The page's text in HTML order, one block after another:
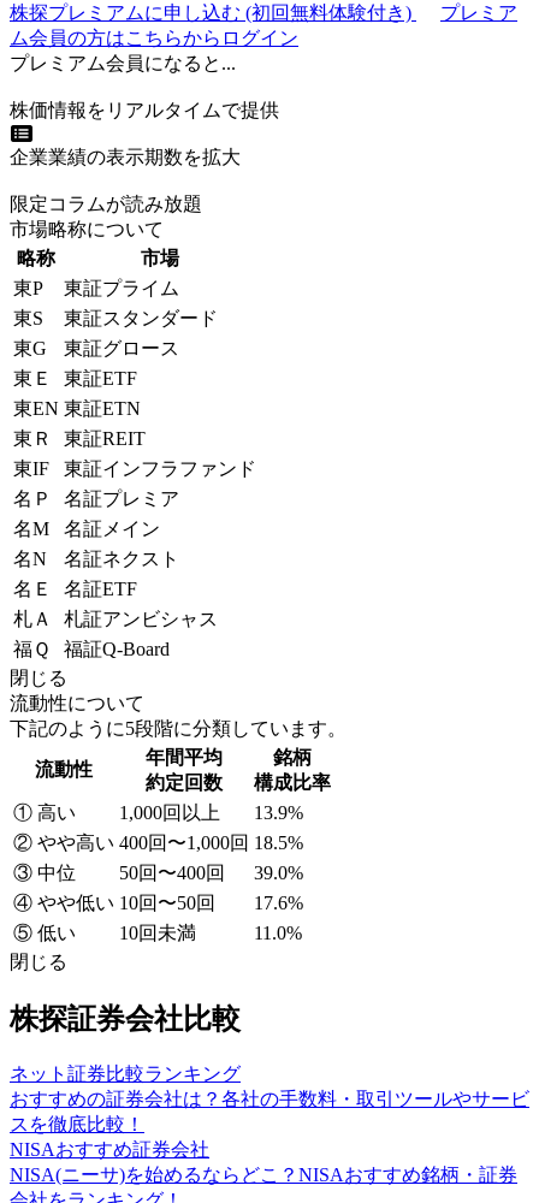
株探プレミアムに申し込む (初回無料体験付き)
プレミア
ム会員の方はこちらからログイン
プレミアム会員になると...
株価情報をリアルタイムで提供
企業業績の表示期数を拡大
限定コラムが読み放題
市場略称について
略称
市場
東P
東証プライム
東S
東証スタンダード
東G
東証グロース
東Ｅ
東証ETF
東EN 東証ETN
東Ｒ
東証REIT
東IF
東証インフラファンド
名Ｐ
名証プレミア
名M
名証メイン
名N
名証ネクスト
名Ｅ
名証ETF
札Ａ
札証アンビシャス
福Ｑ
福証Q-Board
閉じる
流動性について
下記のように5段階に分類しています。
流動性
年間平均
約定回数
銘柄
構成比率
① 高い
1,000回以上
13.9%
② やや高い 400回〜1,000回 18.5%
③ 中位
50回〜400回
39.0%
④ やや低い 10回〜50回
17.6%
⑤ 低い
10回未満
11.0%
閉じる
株探証券会社比較
ネット証券比較ランキング
おすすめの証券会社は？各社の手数料・取引ツールやサービ
スを徹底比較！
NISAおすすめ証券会社
NISA(ニーサ)を始めるならどこ？NISAおすすめ銘柄・証券